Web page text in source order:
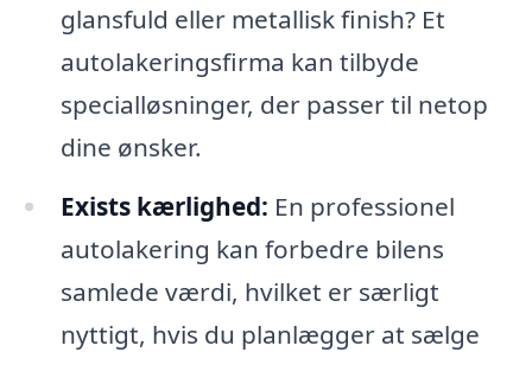
glansfuld eller metallisk finish? Et
autolakeringsfirma kan tilbyde
specialløsninger, der passer til netop
dine ønsker.
Exists kærlighed: En professionel
autolakering kan forbedre bilens
samlede værdi, hvilket er særligt
nyttigt, hvis du planlægger at sælge